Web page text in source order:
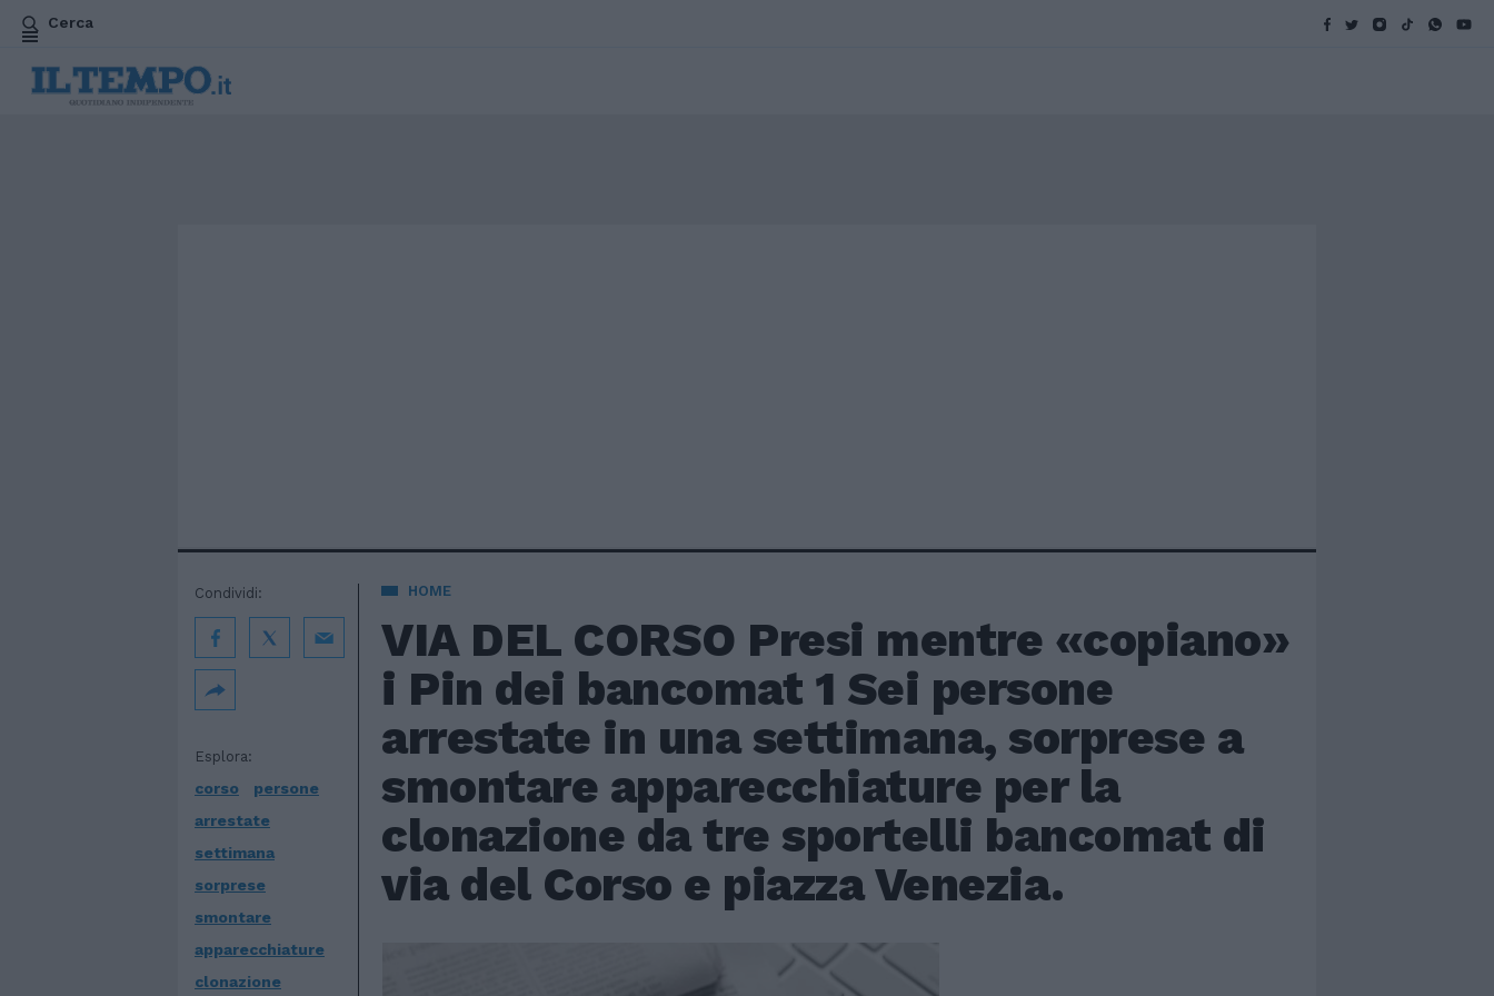
Cerca
HOME
VIA DEL CORSO Presi mentre «copiano»
i Pin dei bancomat 1 Sei persone
arrestate in una settimana, sorprese a
smontare apparecchiature per la
clonazione da tre sportelli bancomat di
via del Corso e piazza Venezia.
Esplora:
corso
persone
arrestate
settimana
sorprese
smontare
apparecchiature
clonazione
Condividi: